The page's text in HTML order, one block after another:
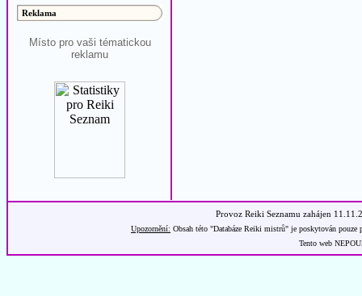
Reklama
Místo pro vaši tématickou
reklamu
Provoz Reiki Seznamu zahájen
Upozornění: Obsah této "Databáze Reiki mistrů" je poskytován
Tento web